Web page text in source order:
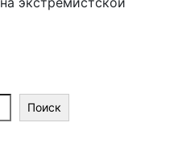
Поиск